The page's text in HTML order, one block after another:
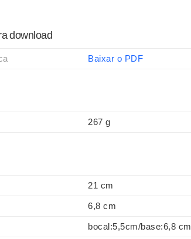
download
Baixar o PDF
267 g
21 cm
6,8 cm
bocal:5,5cm/base:6,8 cm